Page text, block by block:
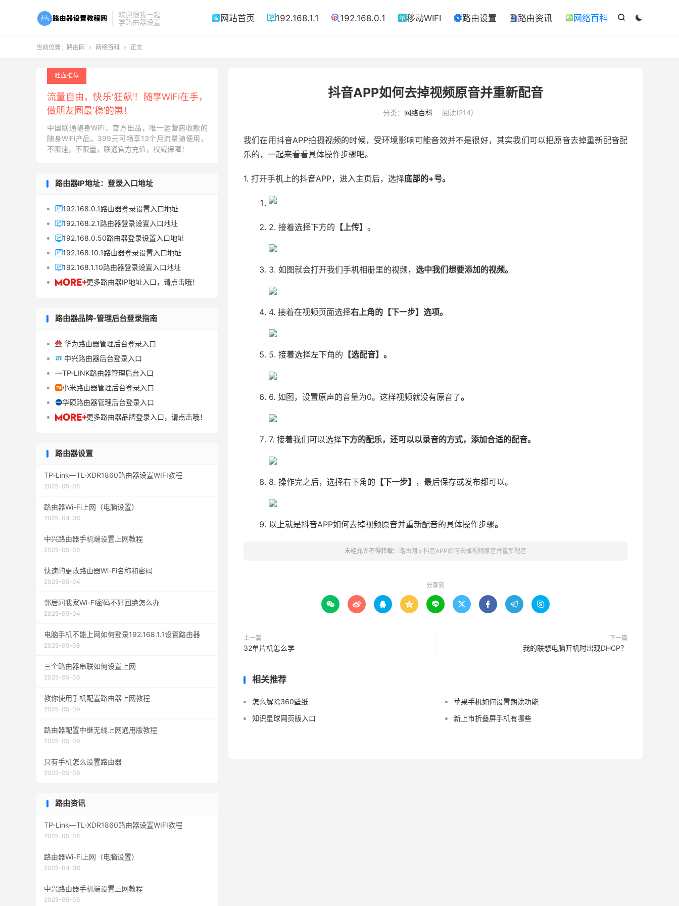
欢迎跟我一起
学路由器设置


 网站首页 192.168.1.1 192.168.0.1 移动WIFI 路由设置 ￋ路由资讯  网络百科
当前位置： 路由网  网络百科  正文
抖音APP如何去掉视频原音并重新配音
分类： 网络百科 阅读(214)
我们在用抖音APP拍摄视频的时候，受环境影响可能音效并不是很好，其实我们可以把原音去掉重新配音配
乐的，一起来看看具体操作步骤吧。
1. 打开手机上的抖音APP，进入主页后，选择底部的+号。
2. 接着选择下方的 【上传】 。
3. 如图就会打开我们手机相册里的视频， 选中我们想要添加的视频。
4. 接着在视频页面选择右上角的【下一步】选项。
5. 接着选择左下角的 【选配音】。
6. 如图，设置原声的音量为0。这样视频就没有原音了。
7. 接着我们可以选择下方的配乐，还可以以录音的方式，添加合适的配音。
8. 操作完之后，选择右下角的 【下一步】 ，最后保存或发布都可以。
以上就是抖音APP如何去掉视频原音并重新配音的具体操作步骤。
未经允许不得转载： 路由网 » 抖音APP如何去掉视频原音并重新配音
分享到
        
上一篇
32单片机怎么学
下一篇
我的联想电脑开机时出现DHCP？
相关推荐
怎么解除360壁纸
苹果手机如何设置朗读功能
知识星球网页版入口
新上市折叠屏手机有哪些
吐血推荐
流量自由，快乐‘狂飙’！随享WiFi在手，
做朋友圈最‘稳’的崽！
中国联通随身WiFi，官方出品，唯一运营商收款的
随身WiFi产品。399元可畅享13个月流量随便用，
不限速，不限量，联通官方充值，权威保障！
路由器IP地址：登录入口地址
192.168.0.1路由器登录设置入口地址
192.168.2.1路由器登录设置入口地址
192.168.0.50路由器登录设置入口地址
192.168.10.1路由器登录设置入口地址
192.168.1.10路由器登录设置入口地址
更多路由器IP地址入口，请点击哦！
路由器品牌-管理后台登录指南
 华为路由器管理后台登录入口
 中兴路由器后台登录入口
TP-LINK路由器管理后台入口
小米路由器管理后台登录入口
华硕路由器管理后台登录入口
更多路由器品牌登录入口，请点击哦！
路由器设置
TP-Link—TL-XDR1860路由器设置WIFI教程
2025-05-08
路由器Wi-Fi上网（电脑设置）
2025-04-30
中兴路由器手机端设置上网教程
2025-05-06
快速的更改路由器Wi-Fi名称和密码
2025-05-04
邻居问我家Wi-Fi密码不好回绝怎么办
2025-05-04
电脑手机不能上网如何登录192.168.1.1设置路由器
2025-05-08
三个路由器串联如何设置上网
2025-05-06
教你使用手机配置路由器上网教程
2025-05-09
路由器配置中继无线上网通用版教程
2025-05-09
只有手机怎么设置路由器
2025-05-06
路由资讯
TP-Link—TL-XDR1860路由器设置WIFI教程
2025-05-08
路由器Wi-Fi上网（电脑设置）
2025-04-30
中兴路由器手机端设置上网教程
2025-05-06